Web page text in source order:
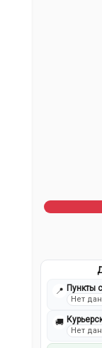
📍 Пункты
Нет
🚚
Нет